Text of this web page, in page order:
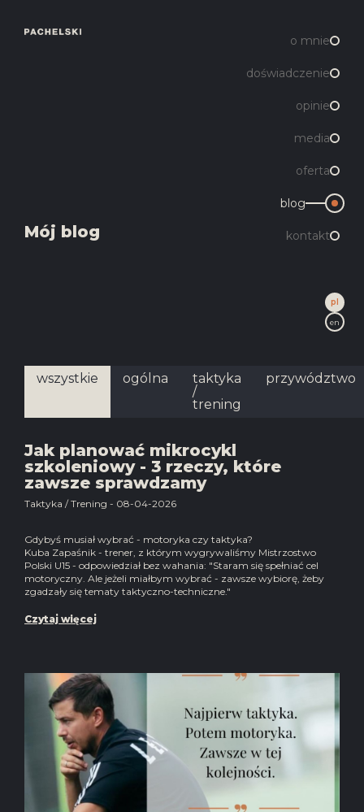
o mnie
doświadczenie
opinie
media
oferta
blog
kontakt
pl
en
Mój blog
wszystkie ogólna
taktyka
/
trening
przywództwo
Jak planować mikrocykl
szkoleniowy - 3 rzeczy, które
zawsze sprawdzamy
Taktyka / Trening - 08-04-2026
Gdybyś musiał wybrać - motoryka czy taktyka?
Kuba Zapaśnik - trener, z którym wygrywaliśmy Mistrzostwo
Polski U15 - odpowiedział bez wahania: "Staram się spełniać cel
motoryczny. Ale jeżeli miałbym wybrać - zawsze wybiorę, żeby
zgadzały się tematy taktyczno-techniczne."
Czytaj więcej